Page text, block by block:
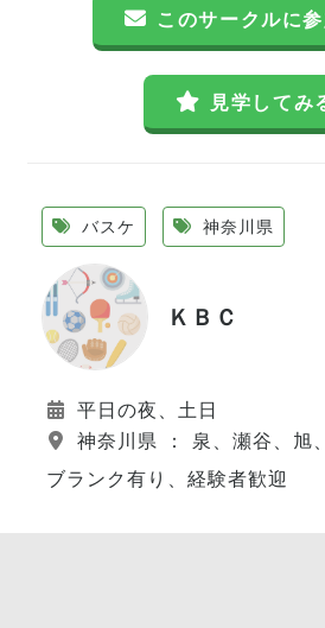
このサークルに参
見学してみ
バスケ 神奈川県
ＫＢＣ
平日の夜、土日
神奈川県 ： 泉、瀬谷、旭
ブランク有り、経験者歓迎